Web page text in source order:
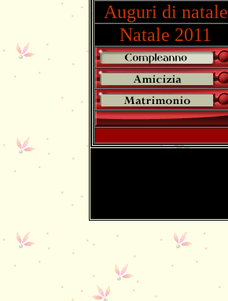
Auguri di natale
Natale 2011